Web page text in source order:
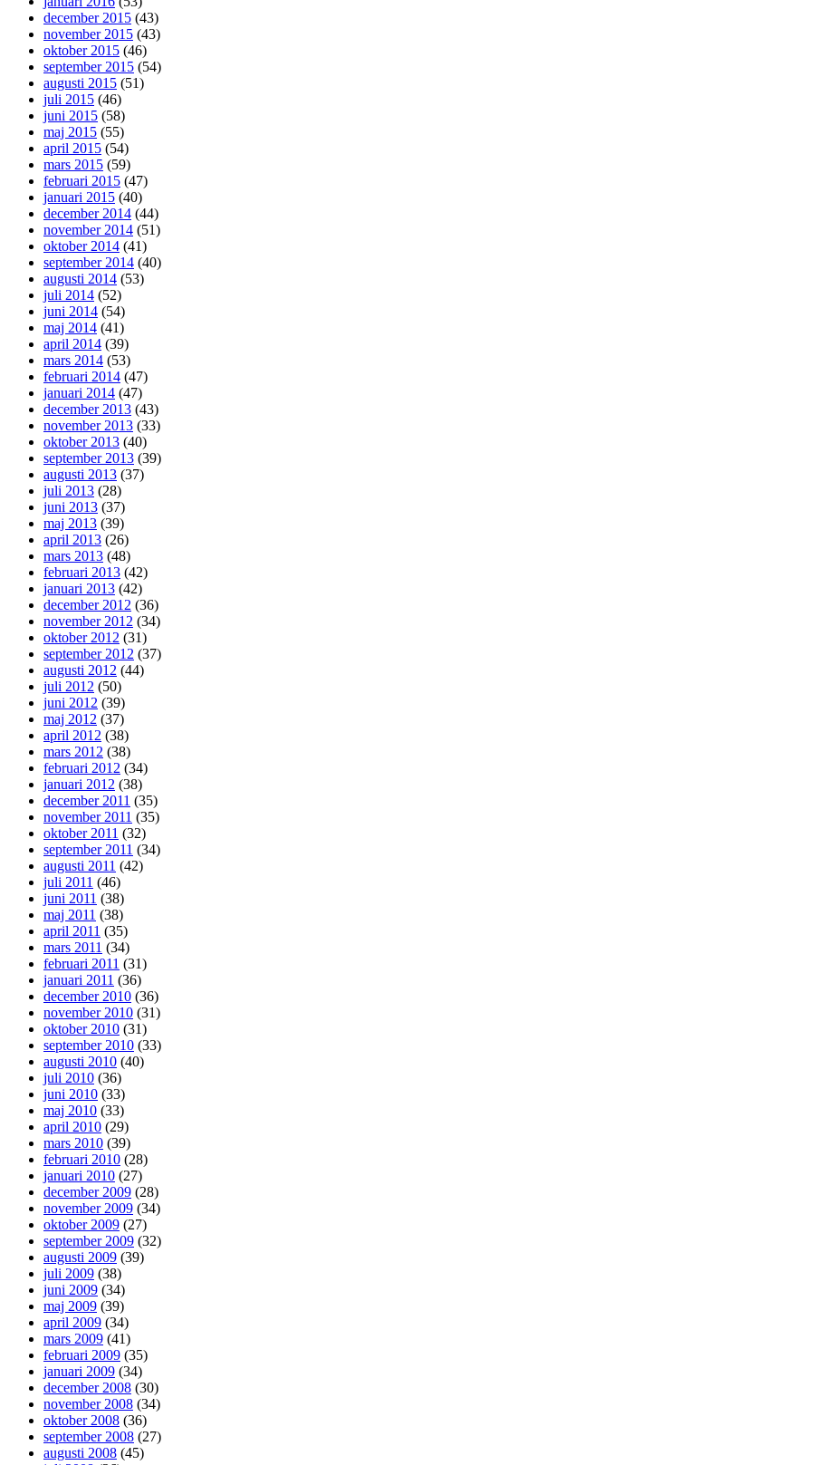
december 2015 (43)
november 2015 (43)
oktober 2015 (46)
september 2015 (54)
augusti 2015 (51)
juli 2015 (46)
juni 2015 (58)
maj 2015 (55)
april 2015 (54)
mars 2015 (59)
februari 2015 (47)
januari 2015 (40)
december 2014 (44)
november 2014 (51)
oktober 2014 (41)
september 2014 (40)
augusti 2014 (53)
juli 2014 (52)
juni 2014 (54)
maj 2014 (41)
april 2014 (39)
mars 2014 (53)
februari 2014 (47)
januari 2014 (47)
december 2013 (43)
november 2013 (33)
oktober 2013 (40)
september 2013 (39)
augusti 2013 (37)
juli 2013 (28)
juni 2013 (37)
maj 2013 (39)
april 2013 (26)
mars 2013 (48)
februari 2013 (42)
januari 2013 (42)
december 2012 (36)
november 2012 (34)
oktober 2012 (31)
september 2012 (37)
augusti 2012 (44)
juli 2012 (50)
juni 2012 (39)
maj 2012 (37)
april 2012 (38)
mars 2012 (38)
februari 2012 (34)
januari 2012 (38)
december 2011 (35)
november 2011 (35)
oktober 2011 (32)
september 2011 (34)
augusti 2011 (42)
juli 2011 (46)
juni 2011 (38)
maj 2011 (38)
april 2011 (35)
mars 2011 (34)
februari 2011 (31)
januari 2011 (36)
december 2010 (36)
november 2010 (31)
oktober 2010 (31)
september 2010 (33)
augusti 2010 (40)
juli 2010 (36)
juni 2010 (33)
maj 2010 (33)
april 2010 (29)
mars 2010 (39)
februari 2010 (28)
januari 2010 (27)
december 2009 (28)
november 2009 (34)
oktober 2009 (27)
september 2009 (32)
augusti 2009 (39)
juli 2009 (38)
juni 2009 (34)
maj 2009 (39)
april 2009 (34)
mars 2009 (41)
februari 2009 (35)
januari 2009 (34)
december 2008 (30)
november 2008 (34)
oktober 2008 (36)
september 2008 (27)
augusti 2008 (45)